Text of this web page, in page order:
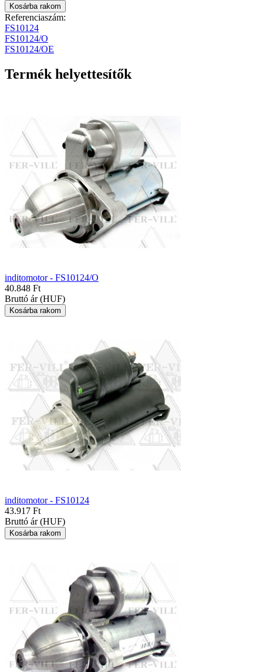
Referenciaszám:
FS10124
FS10124/O
FS10124/OE
Termék helyettesítők
inditomotor - FS10124/O
40.848 Ft
Bruttó ár (HUF)
inditomotor - FS10124
43.917 Ft
Bruttó ár (HUF)